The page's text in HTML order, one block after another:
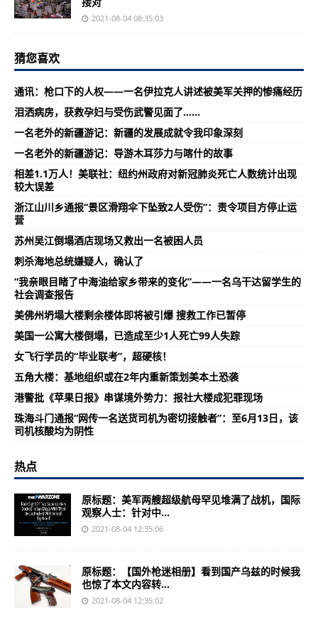
2021-08-04 08:35:03
猜您喜欢
通讯：枪口下的人权——一名伊拉克人讲述被美军关押的惨痛经历
泪洒病房，获救孕妇与受伤武警见面了……
一名老外的新疆游记：新疆的发展成就令我印象深刻
一名老外的新疆游记：导游木耳莎力与喀什的故事
相差1.1万人！美联社：纽约州政府对新冠肺炎死亡人数统计出现
较大误差
浙江山川乡通报“景区滑翔伞下坠致2人受伤”：责令项目方停止运
营
苏州吴江倒塌酒店现场又救出一名被困人员
刺杀海地总统嫌疑人，确认了
“我亲眼目睹了中海油给家乡带来的变化”——一名乌干达留学生的
社会调查报告
美佛州坍塌大楼剩余楼体即将被引爆 搜救工作已暂停
美国一公寓大楼倒塌，已造成至少1人死亡99人失踪
女飞行学员的“毕业联考”，超硬核！
五角大楼：基地组织或在2年内重新策划美本土恐袭
港警批《苹果日报》串谋境外势力：报社大楼成犯罪现场
珠海斗门通报“网传一名送货司机为密切接触者”：至6月13日，该
司机核酸均为阴性
热点
原标题：美军两艘超级航母罕见堆满了战机，国际
观察人士：针对中...
2021-08-04 12:35:06
原标题：【国外枪迷相册】看到国产乌兹的时候我
也惊了本文内容转...
2021-08-04 12:35:02